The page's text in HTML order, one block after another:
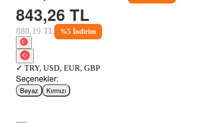
843,26 TL
888,19 TL %5 İndirim
✓ TRY, USD, EUR, GBP
Seçenekler:
Beyaz Kırmızı